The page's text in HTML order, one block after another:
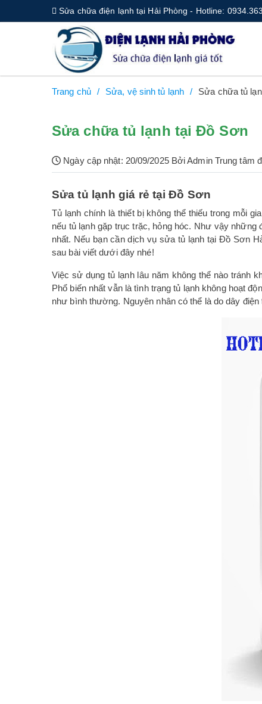
Sửa chữa điện lạnh tại Hải Phòng - Hotline:
Trang chủ Sửa, vệ sinh tủ lạnh Sửa chữa tủ
Sửa chữa tủ lạnh tại Đồ Sơn
Ngày cập nhật: 20/09/2025 Bởi Admin Trung tâm
Sửa tủ lạnh giá rẻ tại Đồ Sơn
Tủ lạnh chính là thiết bị không thể thiếu trong mỗi
nếu tủ lạnh gặp trục trặc, hỏng hóc. Như vậy
nhất. Nếu bạn cần dịch vụ sửa tủ lạnh tại Đồ Sơn
sau bài viết dưới đây nhé!
Việc sử dụng tủ lạnh lâu năm không thể nào tránh
Phổ biến nhất vẫn là tình trạng tủ lạnh không hoạt
như bình thường. Nguyên nhân có thể là do dây